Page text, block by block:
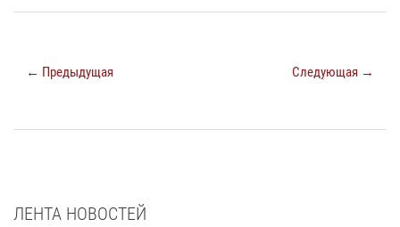
← Предыдущая Следующая →
ЛЕНТА НОВОСТЕЙ